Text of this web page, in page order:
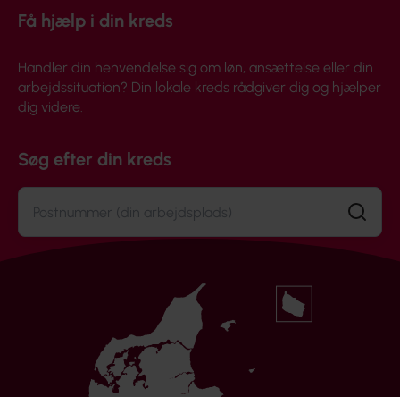
Få hjælp i din kreds
Handler din henvendelse sig om løn, ansættelse eller din
arbejdssituation? Din lokale kreds rådgiver dig og hjælper
dig videre.
Søg efter din kreds
Søg